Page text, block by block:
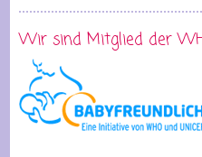
Wir sind Mitglied der